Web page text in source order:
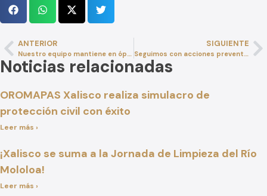
ANTERIOR
Nuestro equipo mantiene en óptimas condiciones la infraestructura hidráulica y sanitaria
SIGUIENTE
Seguimos con acciones preventivas ante la temporada de lluvias 2025
Noticias relacionadas
OROMAPAS Xalisco realiza simulacro de
protección civil con éxito
Leer más ›
¡Xalisco se suma a la Jornada de Limpieza del Río
Mololoa!
Leer más ›